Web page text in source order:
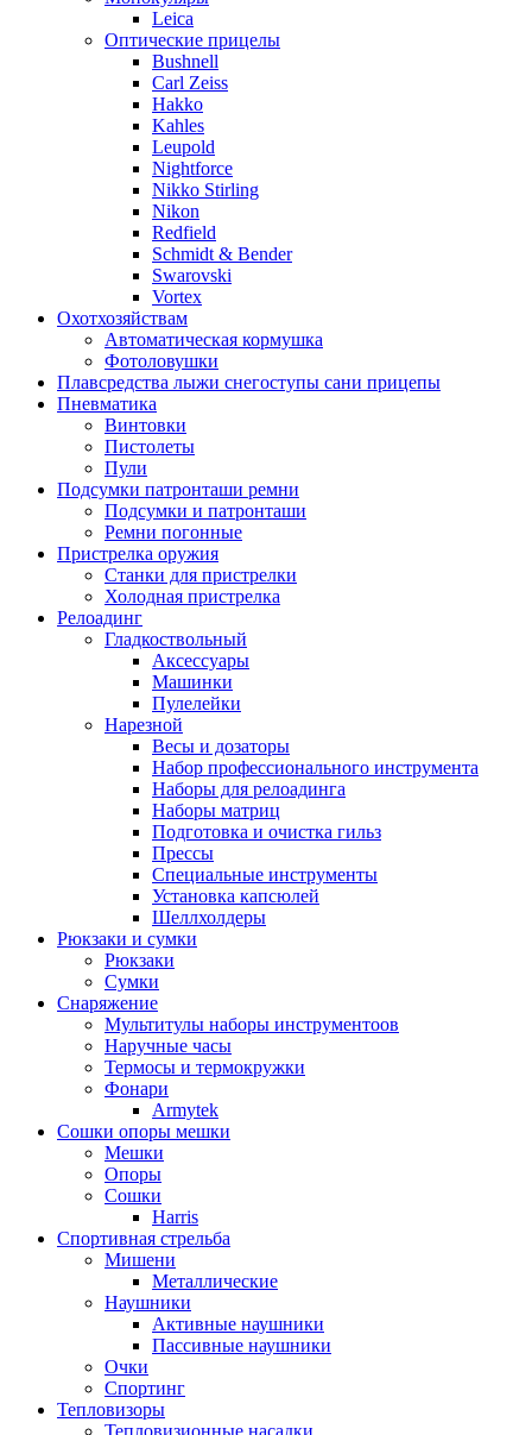
Leica
Оптические прицелы
Bushnell
Carl Zeiss
Hakko
Kahles
Leupold
Nightforce
Nikko Stirling
Nikon
Redfield
Schmidt & Bender
Swarovski
Vortex
Охотхозяйствам
Автоматическая кормушка
Фотоловушки
Плавсредства лыжи снегоступы сани прицепы
Пневматика
Винтовки
Пистолеты
Пули
Подсумки патронташи ремни
Подсумки и патронташи
Ремни погонные
Пристрелка оружия
Станки для пристрелки
Холодная пристрелка
Релоадинг
Гладкоствольный
Аксессуары
Машинки
Пулелейки
Нарезной
Весы и дозаторы
Набор профессионального инструмента
Наборы для релоадинга
Наборы матриц
Подготовка и очистка гильз
Прессы
Специальные инструменты
Установка капсюлей
Шеллхолдеры
Рюкзаки и сумки
Рюкзаки
Сумки
Снаряжение
Мультитулы наборы инструментоов
Наручные часы
Термосы и термокружки
Фонари
Armytek
Сошки опоры мешки
Мешки
Опоры
Сошки
Harris
Спортивная стрельба
Мишени
Металлические
Наушники
Активные наушники
Пассивные наушники
Очки
Спортинг
Тепловизоры
Тепловизионные насадки